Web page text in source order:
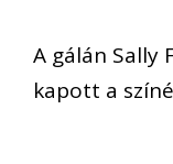
A gálán Sally
kapott a